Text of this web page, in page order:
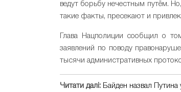
ведут борьбу нечестным путём.
такие факты, пресекают и
Глава Нацполиции сообщил о
заявлений по поводу
тысячи административных
Читати далі: Байден назвал